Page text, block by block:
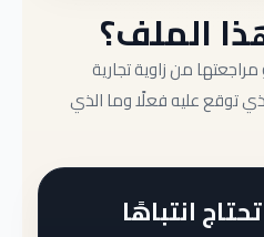
الملف؟
من زاوية تجارية
توقع عليه فعلًا وما الذي
انتباهًا